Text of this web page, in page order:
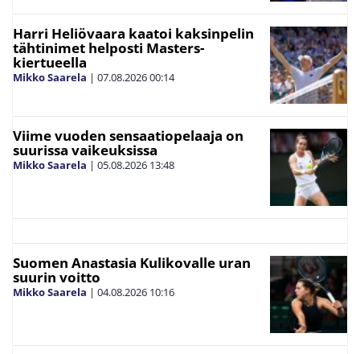
Harri Heliövaara kaatoi kaksinpelin
tähtinimet helposti Masters-
kiertueella
Mikko Saarela | 07.08.202600:14
Viime vuoden sensaatiopelaaja on
suurissa vaikeuksissa
Mikko Saarela | 05.08.2026 13:48
Suomen Anastasia Kulikovalle uran
suurin voitto
Mikko Saarela | 04.08.2026 10:16